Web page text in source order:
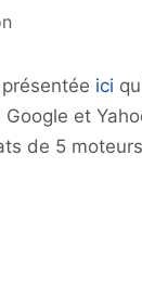
ici
et
de 5